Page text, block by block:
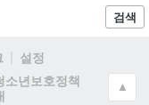
검색
설정
소년보호정책
▲